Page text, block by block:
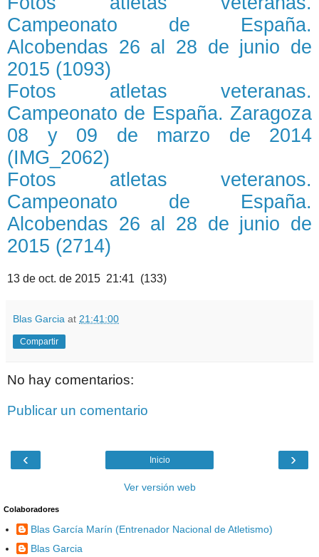
Campeonato de España.
Alcobendas 26 al 28 de junio de
2015 (1093)
Fotos atletas veteranas.
Campeonato de España. Zaragoza
08 y 09 de marzo de 2014
(IMG_2062)
Fotos atletas veteranos.
Campeonato de España.
Alcobendas 26 al 28 de junio de
2015 (2714)
13 de oct. de 2015 21:41 (133)
Blas Garcia at 21:41:00
Compartir
No hay comentarios:
Publicar un comentario
‹ ›
Inicio
Ver versión web
Colaboradores
Blas García Marín (Entrenador Nacional de Atletismo)
Blas Garcia